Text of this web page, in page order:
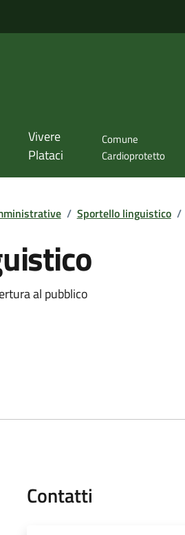
Vivere
Plataci
Comune
Cardioprotetto
/ Sportello linguistico /
al pubblico
Contatti